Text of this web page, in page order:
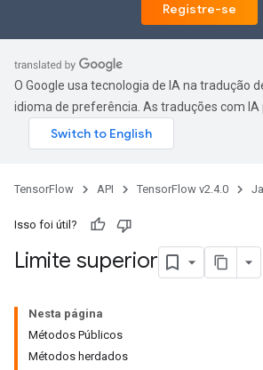
Registre-se
O Google usa tecnologia de IA na tradução
idioma de preferência. As traduções com IA
TensorFlow API TensorFlow v2.4.0
Isso foi útil?
Limite superior
Nesta página
Métodos Públicos
Métodos herdados